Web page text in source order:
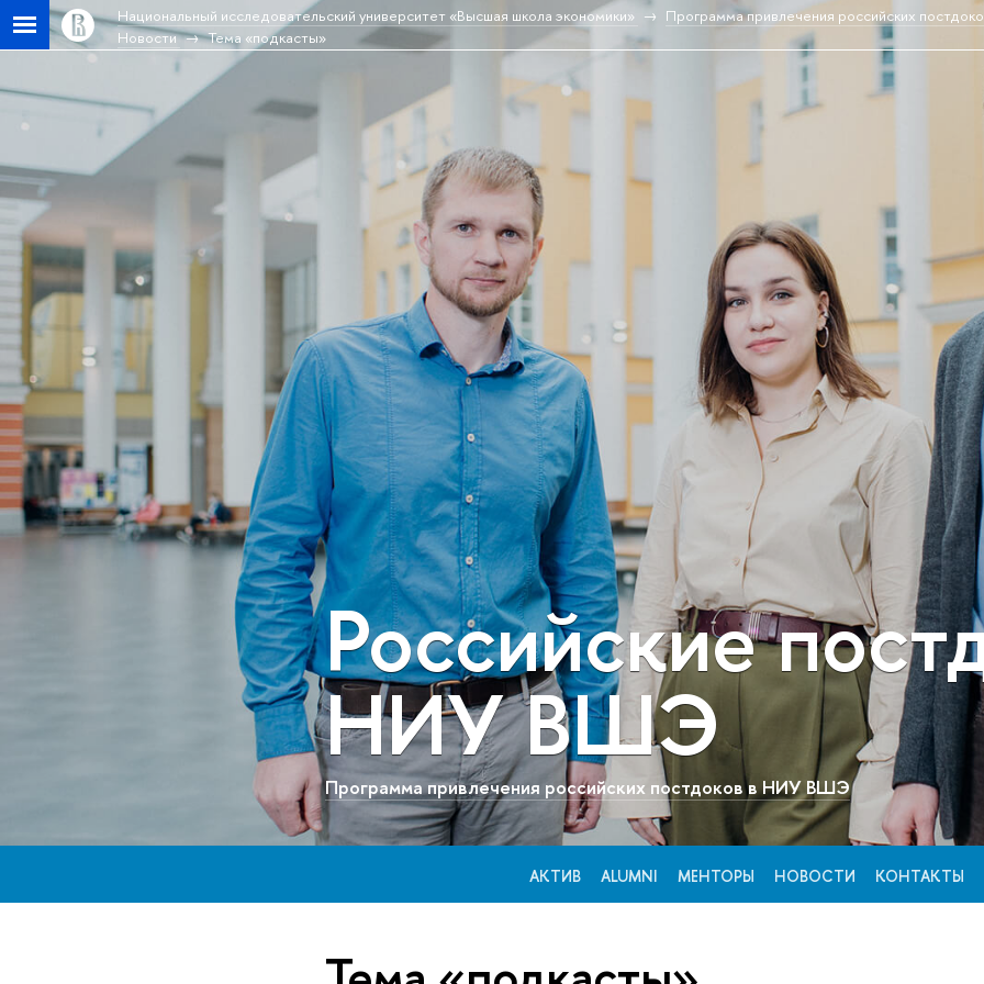
Национальный исследовательский университет «Высшая школа экономики»
Программа привлечения российских
Новости
Тема «подкасты»
Российские
НИУ ВШЭ
Программа привлечения российских постдоков в НИУ ВШЭ
АКТИВ ALUMNI МЕНТОРЫ НОВОСТИ КОНТАКТЫ